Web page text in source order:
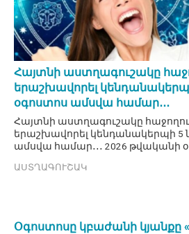
Հայտնի աստղագուշակը
երաշխավորել
օգոստոս ամսվա համար․․․
Հայտնի աստղագուշակը
երաշխավորել կենդանակերպի 5
ամսվա համար․․․ 2026 թվականի
ԱՍՏՂԱԳՈՒՇԱԿ
Օգոստոսը կբաժանի կյանքը